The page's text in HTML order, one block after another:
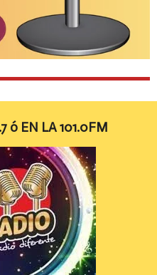
ó EN LA 101.0FM